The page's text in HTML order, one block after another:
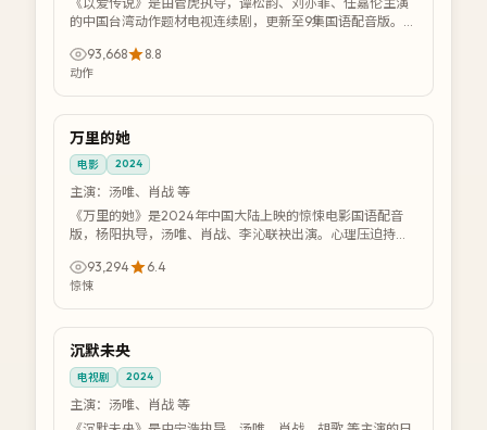
的中国台湾动作题材电视连续剧，更新至9集国语配音版。在
93,668
8.8
动作
中国
99:24
万里的她
电影 2024
主演： 汤唯、肖战 等
《万里的她》是2024年中国大陆上映的惊悚电影国语配音
版，杨阳执导，汤唯、肖战、李沁联袂出演。心理压迫持续
93,294
6.4
惊悚
日本
43:39
沉默未央
电视剧 2024
主演： 汤唯、肖战 等